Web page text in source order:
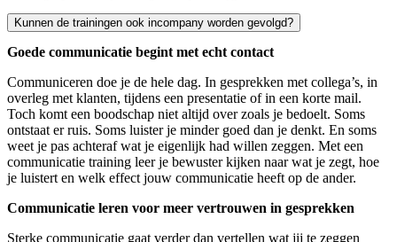
Kunnen de trainingen ook incompany worden gevolgd?
Ja. Veel trainingen communicatie kunnen ook incompany worden
Goede communicatie begint met echt contact
Communiceren doe je de hele dag. In gesprekken met collega’s, in
overleg met klanten, tijdens een presentatie of in een korte mail.
Toch komt een boodschap niet altijd over zoals je bedoelt. Soms
ontstaat er ruis. Soms luister je minder goed dan je denkt. En soms
weet je pas achteraf wat je eigenlijk had willen zeggen. Met een
communicatie training leer je bewuster kijken naar wat je zegt, hoe
je luistert en welk effect jouw communicatie heeft op de ander.
Communicatie leren voor meer vertrouwen in gesprekken
Sterke communicatie gaat verder dan vertellen wat jij te zeggen